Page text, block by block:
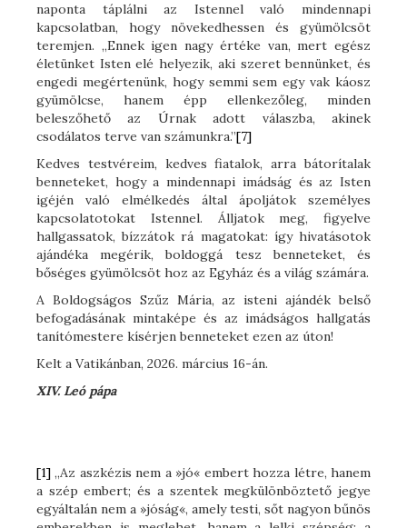
naponta táplálni az Istennel való mindennapi
kapcsolatban, hogy növekedhessen és gyümölcsöt
teremjen. „Ennek igen nagy értéke van, mert egész
életünket Isten elé helyezik, aki szeret bennünket, és
engedi megértenünk, hogy semmi sem egy vak káosz
gyümölcse, hanem épp ellenkezőleg, minden
beleszőhető az Úrnak adott válaszba, akinek
csodálatos terve van számunkra.”[7]
Kedves testvéreim, kedves fiatalok, arra bátorítalak
benneteket, hogy a mindennapi imádság és az Isten
igéjén való elmélkedés által ápoljátok személyes
kapcsolatotokat Istennel. Álljatok meg, figyelve
hallgassatok, bízzátok rá magatokat: így hivatásotok
ajándéka megérik, boldoggá tesz benneteket, és
bőséges gyümölcsöt hoz az Egyház és a világ számára.
A Boldogságos Szűz Mária, az isteni ajándék belső
befogadásának mintaképe és az imádságos hallgatás
tanítómestere kísérjen benneteket ezen az úton!
Kelt a Vatikánban, 2026. március 16-án.
XIV. Leó pápa
[1] „Az aszkézis nem a »jó« embert hozza létre, hanem
a szép embert; és a szentek megkülönböztető jegye
egyáltalán nem a »jóság«, amely testi, sőt nagyon bűnös